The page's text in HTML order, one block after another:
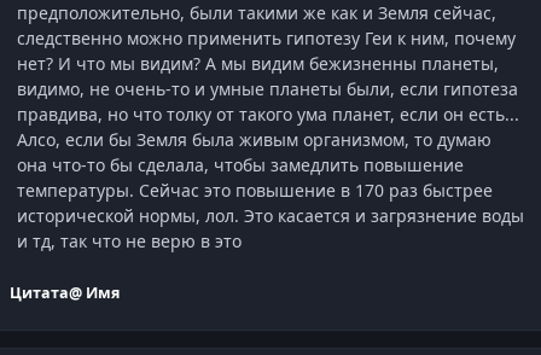
предположительно, были такими же как и Земля сейчас,
следственно можно применить гипотезу Геи к ним, почему
нет? И что мы видим? А мы видим бежизненны планеты,
видимо, не очень-то и умные планеты были, если гипотеза
правдива, но что толку от такого ума планет, если он есть...
Алсо, если бы Земля была живым организмом, то думаю
она что-то бы сделала, чтобы замедлить повышение
температуры. Сейчас это повышение в 170 раз быстрее
исторической нормы, лол. Это касается и загрязнение воды
и тд, так что не верю в это
Цитата@ Имя